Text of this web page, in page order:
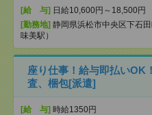
[給 与] 日給10,600円～18,500円
[勤務地] 静岡県浜松市中央区下石田
味美駅）
座り仕事！給与即払いOK
査、梱包[派遣]
[給 与] 時給1350円